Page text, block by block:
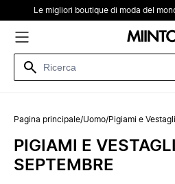
Le migliori boutique di moda del
Pagina principale/Uomo/Pigiami e
PIGIAMI E
SEPTEMBRE